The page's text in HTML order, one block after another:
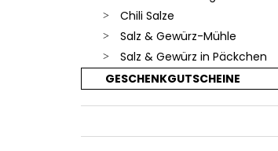
Chili Salze
Salz & Gewürz-Mühle
Salz & Gewürz in Päckchen
GESCHENKGUTSCHEINE